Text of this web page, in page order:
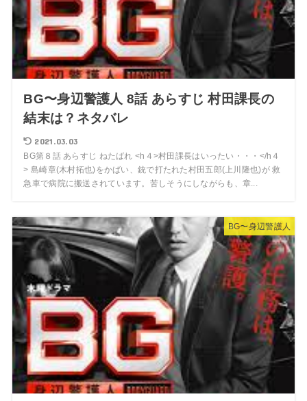
BG〜身辺警護人 8話 あらすじ 村田課長の
結末は？ネタバレ
2021.03.03
BG第８話 あらすじ ねたばれ <h４>村田課長はいったい・・・</h４
> 島崎章(木村拓也)をかばい、銃で打たれた村田五郎(上川隆也)が 救
急車で病院に搬送されています。苦しそうにしながらも、章...
BG〜身辺警護人